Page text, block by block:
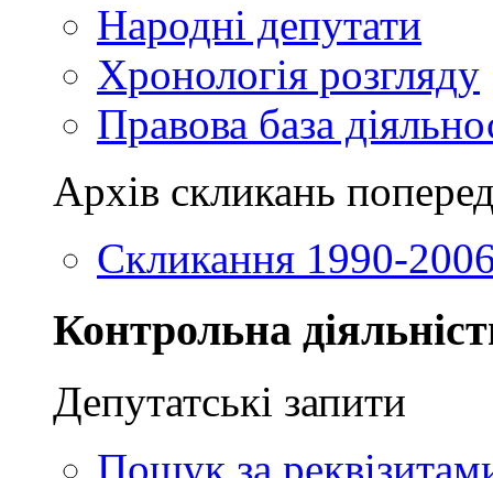
Народні депутати
Хронологія розгляду
Правова база
Архів скликань
Скликання 1990-
Контрольна
Депутатські запити
Пошук за